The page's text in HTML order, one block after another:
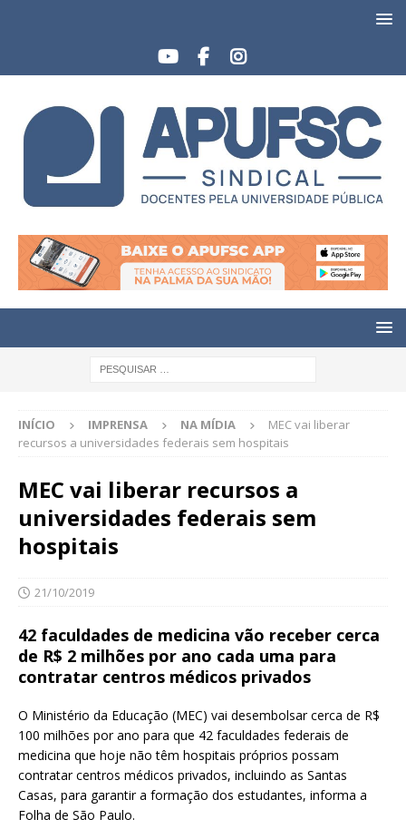
INÍCIO IMPRENSA NA MÍDIA
MEC vai liberar
recursos a universidades federais sem hospitais
MEC vai liberar recursos a
universidades federais sem
hospitais
21/10/2019
42 faculdades de medicina vão receber cerca
de R$ 2 milhões por ano cada uma para
contratar centros médicos privados
O Ministério da Educação (MEC) vai desembolsar cerca de R$
100 milhões por ano para que 42 faculdades federais de
medicina que hoje não têm hospitais próprios possam
contratar centros médicos privados, incluindo as Santas
Casas, para garantir a formação dos estudantes, informa a
Folha de São Paulo.